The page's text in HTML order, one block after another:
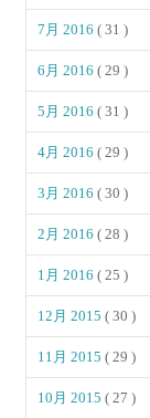
7月 2016( 31 )
6月 2016( 29 )
5月 2016( 31 )
4月 2016( 29 )
3月 2016( 30 )
2月 2016( 28 )
1月 2016( 25 )
12月 2015( 30 )
11月 2015( 29 )
10月 2015( 27 )